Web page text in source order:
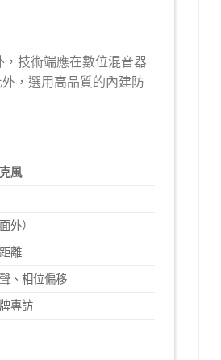
技術端應在數位混音器
，選用高品質的內建防
風
外）
離
、相位偏移
專訪